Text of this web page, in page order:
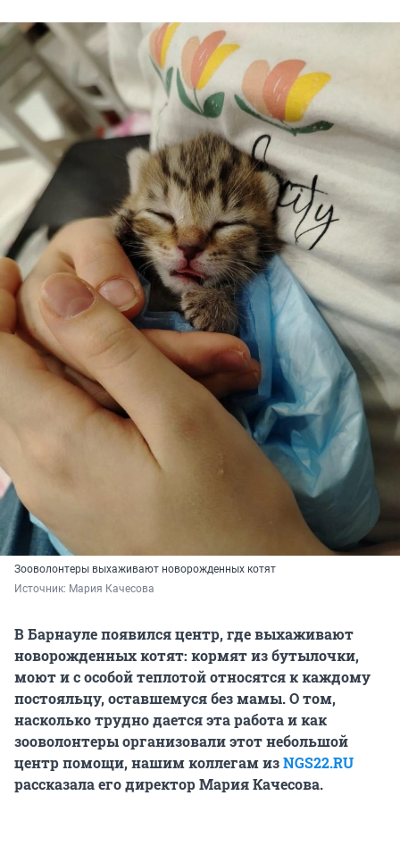
Зооволонтеры выхаживают новорожденных котят
Источник: Мария Качесова
В Барнауле появился центр, где выхаживают
новорожденных котят: кормят из бутылочки,
моют и с особой теплотой относятся к каждому
постояльцу, оставшемуся без мамы. О том,
насколько трудно дается эта работа и как
зооволонтеры организовали этот небольшой
центр помощи, нашим коллегам изNGS22.RU
рассказала его директор Мария Качесова.